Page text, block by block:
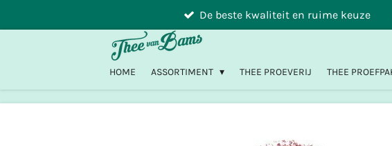
De beste kwaliteit en ruime keuze
HOME ASSORTIMENT THEE PROEVERIJ THEE